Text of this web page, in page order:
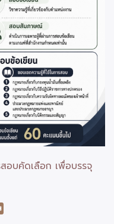
สอบคัดเลือก เพื่อบรรจุ